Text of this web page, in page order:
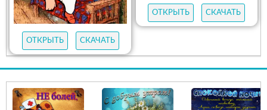
ОТКРЫТЬ СКАЧАТЬ
ОТКРЫТЬ СКАЧАТЬ